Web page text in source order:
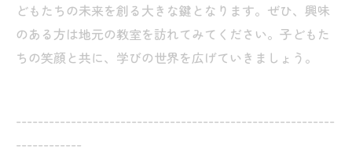
どもたちの未来を創る大きな鍵となります。ぜひ、興味
のある方は地元の教室を訪れてみてください。子どもた
ちの笑顔と共に、学びの世界を広げていきましょう。
----------------------------------------------------------
------------